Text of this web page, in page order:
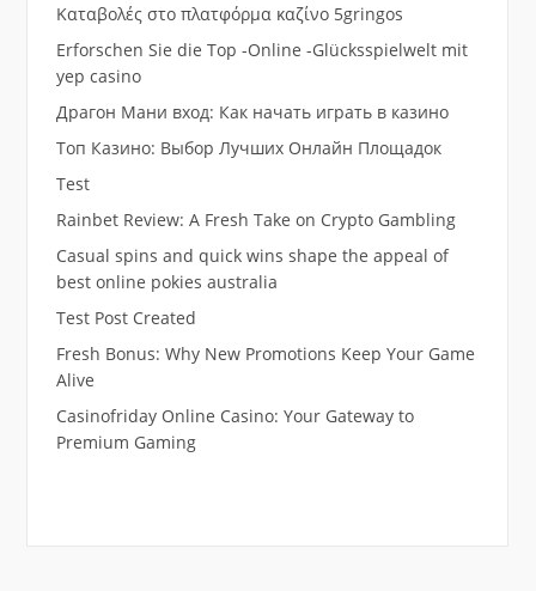
Καταβολές στο πλατφόρμα καζίνο 5gringos
Erforschen Sie die Top -Online -Glücksspielwelt mit
yep casino
Драгон Мани вход: Как начать играть в казино
Топ Казино: Выбор Лучших Онлайн Площадок
Test
Rainbet Review: A Fresh Take on Crypto Gambling
Casual spins and quick wins shape the appeal of
best online pokies australia
Test Post Created
Fresh Bonus: Why New Promotions Keep Your Game
Alive
Casinofriday Online Casino: Your Gateway to
Premium Gaming